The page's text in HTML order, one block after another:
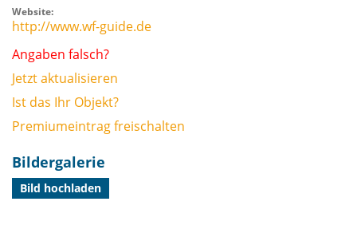
Website:
http://www.wf-guide.de
Angaben falsch?
Jetzt aktualisieren
Ist das Ihr Objekt?
Premiumeintrag freischalten
Bildergalerie
Bild hochladen